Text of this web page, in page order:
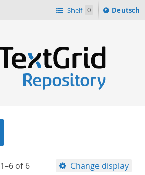
Shelf 0
Sprache
ï¿½ndern
Deutsch
1–6 of6 Change display